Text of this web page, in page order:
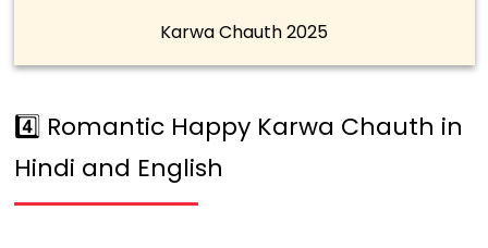
Karwa Chauth 2025
4️⃣ Romantic Happy Karwa Chauth in
Hindi and English